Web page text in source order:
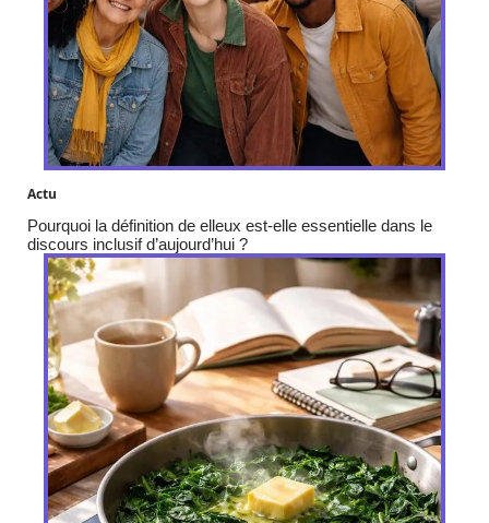
Actu
Pourquoi la définition de elleux est-elle essentielle dans le
discours inclusif d’aujourd’hui ?